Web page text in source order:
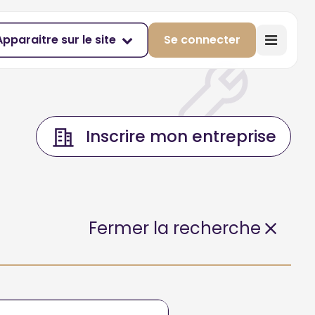
sur le site Se connecter
Inscrire mon entreprise
Fermer la recherche